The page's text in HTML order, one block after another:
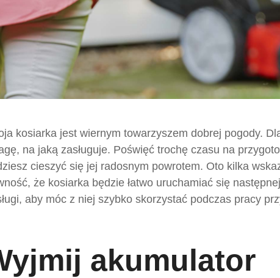
kosiarka jest wiernym towarzyszem dobrej pogody.
na jaką zasługuje. Poświęć trochę czasu na
cieszyć się jej radosnym powrotem. Oto kilka
że kosiarka będzie łatwo uruchamiać się
aby móc z niej szybko skorzystać podczas pracy
akumulator